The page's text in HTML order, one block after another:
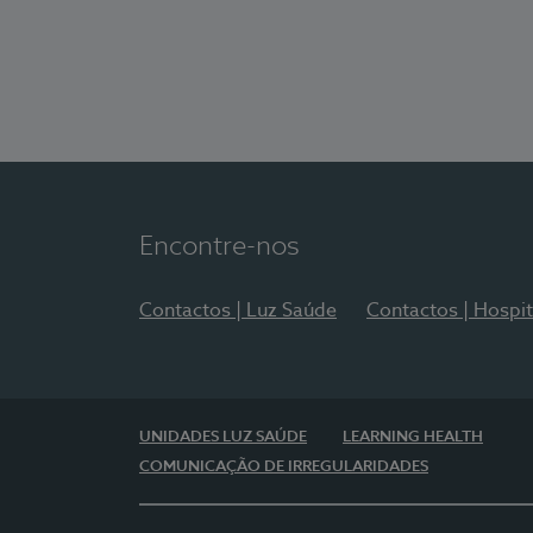
Encontre-nos
Contactos | Luz Saúde Contactos |
UNIDADES LUZ SAÚDE
LEARNING HEALTH
COMUNICAÇÃO DE IRREGULARIDADES